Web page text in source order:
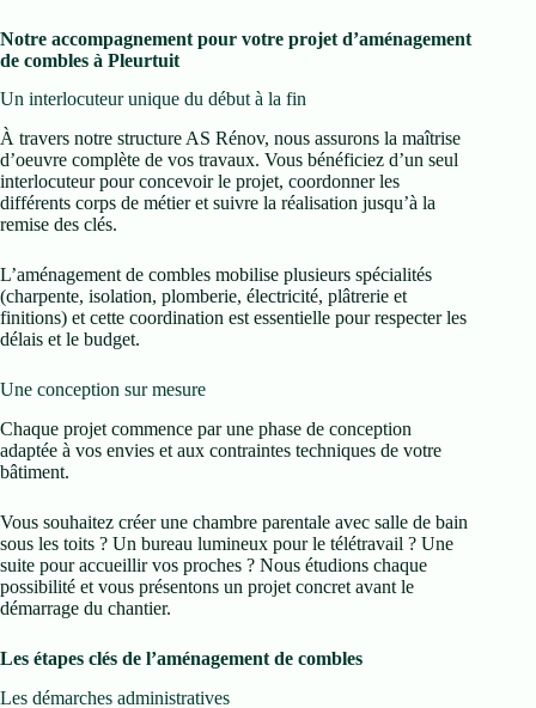
Notre accompagnement pour votre projet d’aménagement
de combles à Pleurtuit
Un interlocuteur unique du début à la fin
À travers notre structure AS Rénov, nous assurons la maîtrise
d’oeuvre complète de vos travaux. Vous bénéficiez d’un seul
interlocuteur pour concevoir le projet, coordonner les
différents corps de métier et suivre la réalisation jusqu’à la
remise des clés.
L’aménagement de combles mobilise plusieurs spécialités
(charpente, isolation, plomberie, électricité, plâtrerie et
finitions) et cette coordination est essentielle pour respecter les
délais et le budget.
Une conception sur mesure
Chaque projet commence par une phase de conception
adaptée à vos envies et aux contraintes techniques de votre
bâtiment.
Vous souhaitez créer une chambre parentale avec salle de bain
sous les toits ? Un bureau lumineux pour le télétravail ? Une
suite pour accueillir vos proches ? Nous étudions chaque
possibilité et vous présentons un projet concret avant le
démarrage du chantier.
Les étapes clés de l’aménagement de combles
Les démarches administratives